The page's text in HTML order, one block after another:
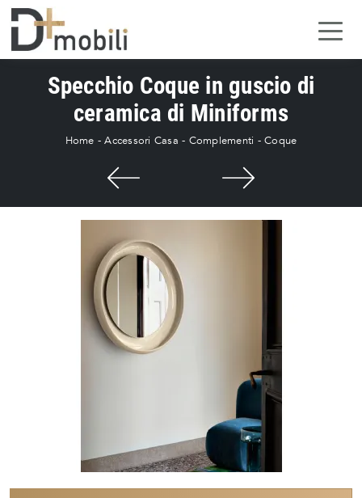
Specchio Coque in guscio di
ceramica di Miniforms
Home -Accessori Casa - Complementi -Coque